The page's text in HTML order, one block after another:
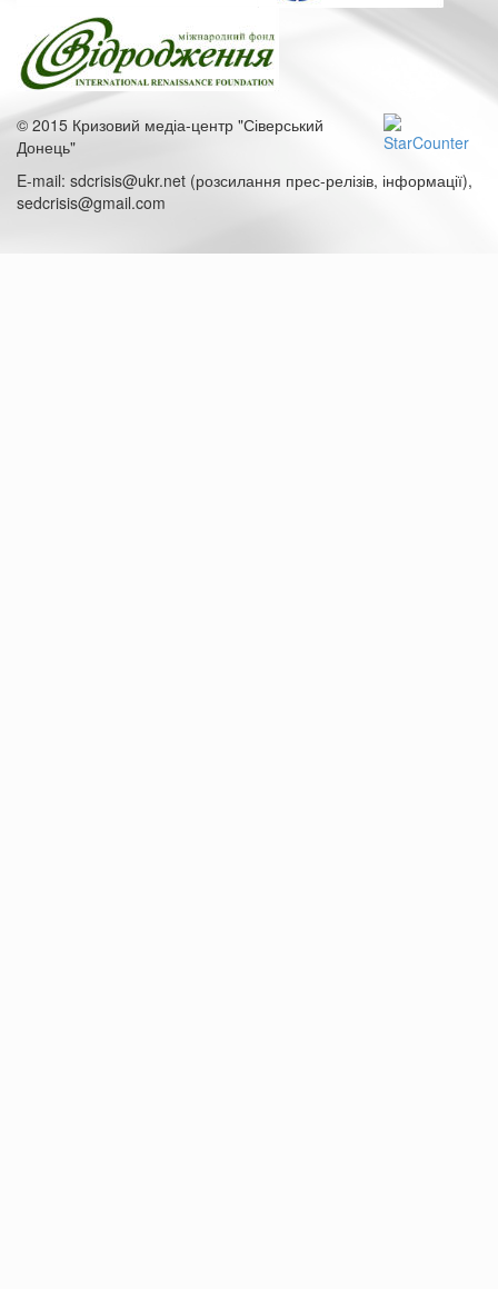
© 2015 Кризовий медіа-центр "Сіверський
Донець"
E-mail: sdcrisis@ukr.net (розсилання прес-релізів, інформації),
sedcrisis@gmail.com